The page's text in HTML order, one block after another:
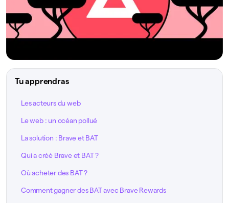
Tu apprendras
Les acteurs du web
Le web : un océan pollué
La solution : Brave et BAT
Qui a créé Brave et BAT ?
Où acheter des BAT ?
Comment gagner des BAT avec Brave Rewards